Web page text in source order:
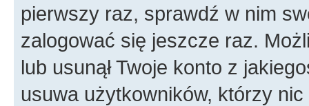
pierwszy raz, sprawdź w nim
zalogować się jeszcze raz.
lub usunął Twoje konto z
usuwa użytkowników, którzy